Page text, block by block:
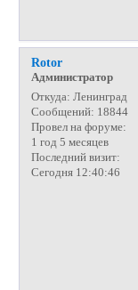
Rotor
Администратор
Откуда: Ленинград
Сообщений: 18844
Провел на форуме:
1 год 5 месяцев
Последний визит:
Сегодня 12:40:46